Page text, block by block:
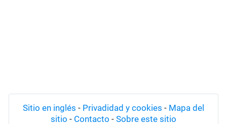
Sitio en inglés - Privadidad y cookies - Mapa del
sitio - Contacto - Sobre este sitio